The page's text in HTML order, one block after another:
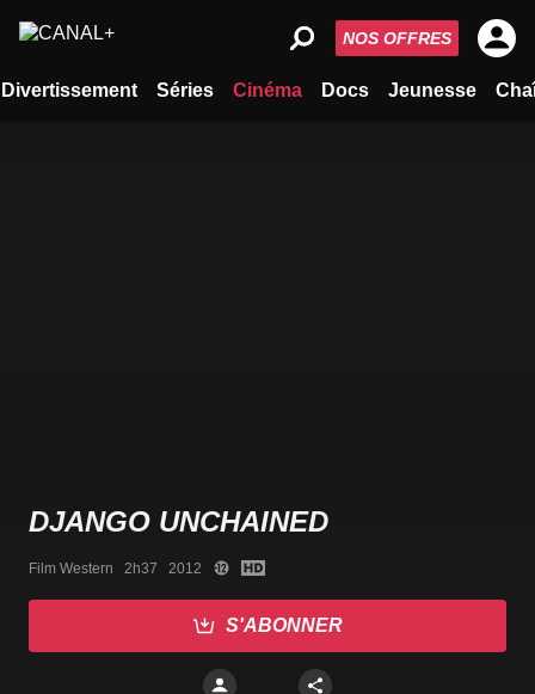
Divertissement Séries Cinéma Docs Jeunesse
NOS OFFRES
DJANGO UNCHAINED
Film Western   2h37   2012
S'ABONNER